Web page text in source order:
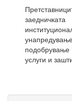
услуги и